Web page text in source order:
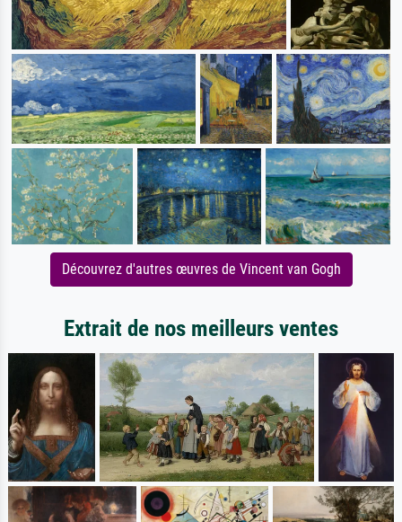
Découvrez d'autres œuvres de Vincent van Gogh
Extrait de nos meilleurs ventes